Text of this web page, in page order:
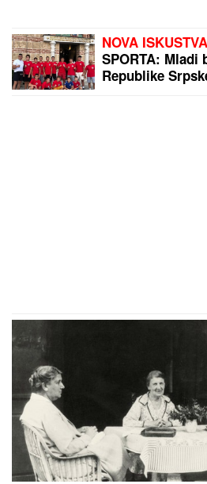
NOVA
SPORTA: Mladi
Republike